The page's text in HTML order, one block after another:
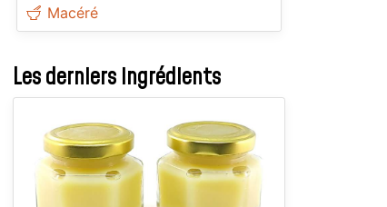
Macéré
Les derniers ingrédients